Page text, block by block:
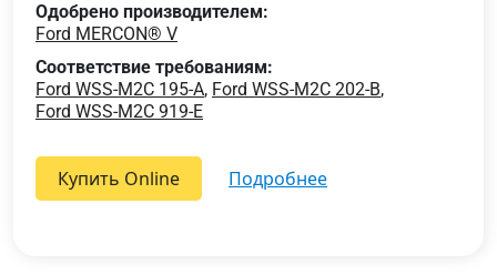
Одобрено производителем:
Ford MERCON® V
Соответствие требованиям:
Ford WSS-M2C 195-A, Ford WSS-M2C 202-B,
Ford WSS-M2C 919-E
Купить Online подробнее